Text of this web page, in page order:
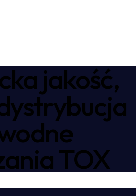
jakość,
TOX